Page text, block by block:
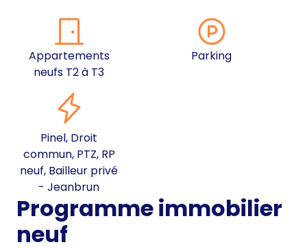
Appartements
neufs T2 à T3
Parking
Pinel, Droit
commun, PTZ, RP
neuf, Bailleur privé
- Jeanbrun
Programme immobilier
neuf